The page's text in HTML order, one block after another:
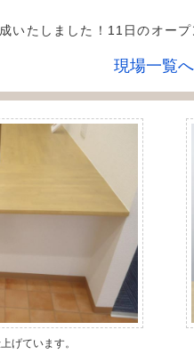
いたしました！11日のオープ
現場一覧
げています。